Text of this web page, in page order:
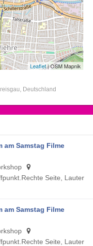
Leaflet| OSM Mapnik
Deutschland
am Samstag Filme
Seite, Lauter
am Samstag Filme
Seite, Lauter